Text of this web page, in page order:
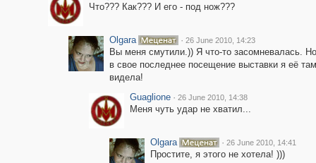
Что??? Как??? И его - под нож???
Olgara · 26 June 2010, 14:23
Вы меня смутили.)) Я что-то засомневалась.
в свое последнее посещение выставки я её
видела!
Guaglione · 26 June 2010, 14:38
Меня чуть удар не хватил...
Olgara · 26 June 2010, 14:41
Простите, я этого не хотела! )))